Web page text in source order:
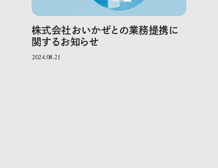
株式会社おいかぜとの業務提携に
関するお知らせ
2024.08.21